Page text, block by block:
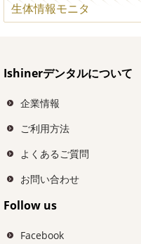
生体情報モニタ
Ishinerデンタルについて
企業情報
ご利用方法
よくあるご質問
お問い合わせ
Follow us
Facebook